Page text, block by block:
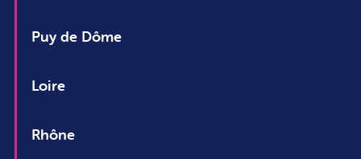
Puy de Dôme
Loire
Rhône